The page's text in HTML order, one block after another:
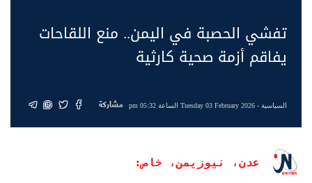
تفشي الحصبة في اليمن.. منع اللقاحات
يفاقم أزمة صحية كارثية
السياسية- Tuesday 03 February 2026 الساعة 05:32 pm مشاركة
عدن، نيوزيمن، خاص: